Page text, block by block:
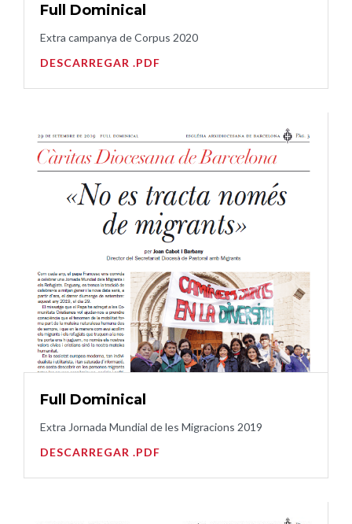
Full Dominical
Extra campanya de Corpus 2020
DESCARREGAR .PDF
Full Dominical
Extra Jornada Mundial de les Migracions 2019
DESCARREGAR .PDF